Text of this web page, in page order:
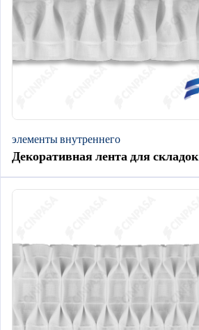
элементы внутреннего
Декоративная лента для складок